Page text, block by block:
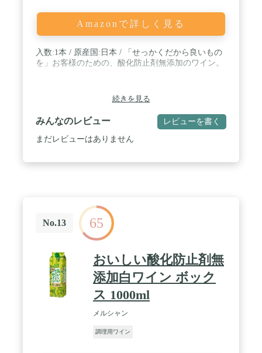
Amazonで詳しく見る
入数:1本 / 原産国:日本 / 「せっかくだから良いもの
を」お客様のための、酸化防止剤無添加のワイン。
続きを見る
みんなのレビュー レビューを書く
まだレビューはありません
No.13 65
おいしい酸化防止剤無
添加白ワイン ボック
ス 1000ml
メルシャン
調理用ワイン